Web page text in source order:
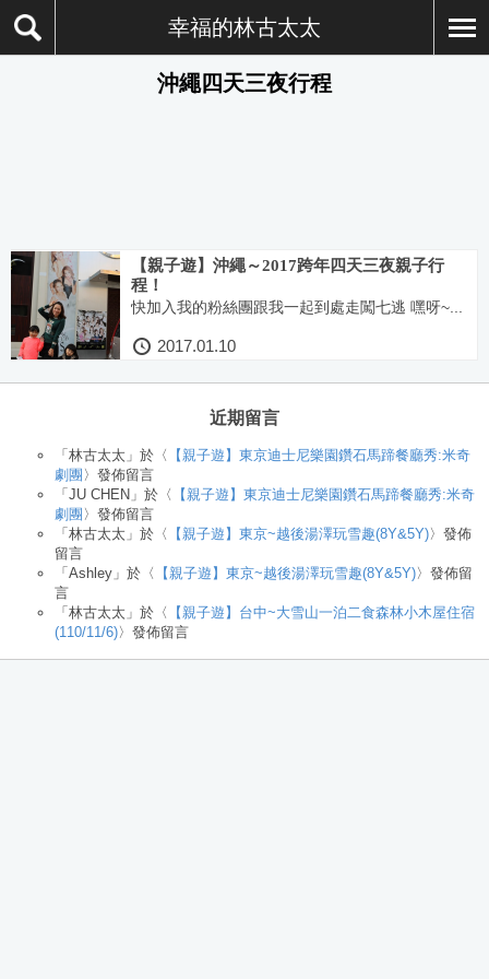
幸福的林古太太
沖繩四天三夜行程
【親子遊】沖繩～2017跨年四天三夜親子行
程！
快加入我的粉絲團跟我一起到處走闖七逃 嘿呀~...
2017.01.10
近期留言
「 林古太太 」於〈
【親子遊】東京迪士尼樂園鑽石馬蹄餐廳秀:米奇
劇團 〉發佈留言
「 JU CHEN 」於〈
【親子遊】東京迪士尼樂園鑽石馬蹄餐廳秀:米奇
劇團 〉發佈留言
「 林古太太 」於〈 【親子遊】東京~越後湯澤玩雪趣(8Y&5Y)〉發佈
留言
「 Ashley 」於〈 【親子遊】東京~越後湯澤玩雪趣(8Y&5Y)〉發佈留
言
「 林古太太 」於〈
【親子遊】台中~大雪山一泊二食森林小木屋住宿
(110/11/6)〉發佈留言